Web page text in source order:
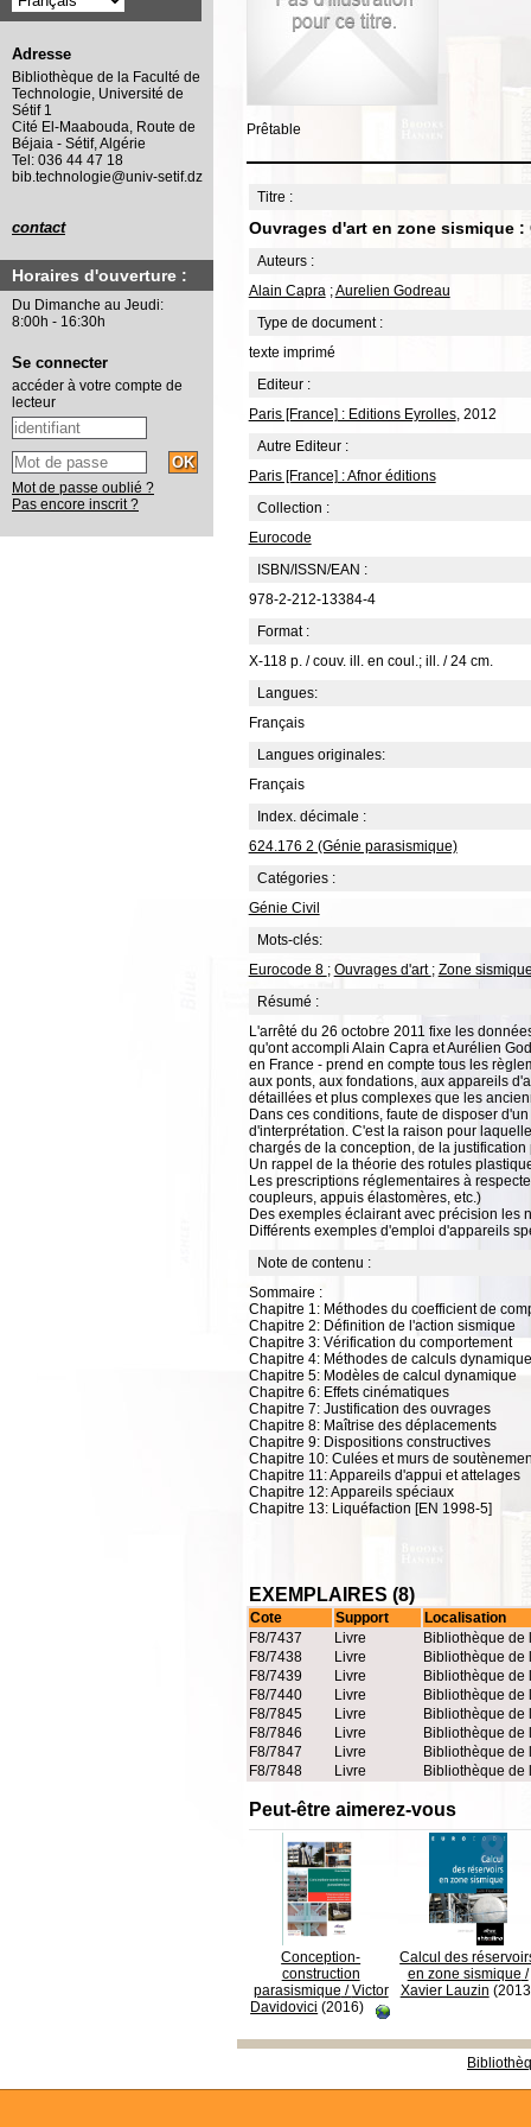
Prêtable
Titre :
Ouvrages d'art en zone sismique
Auteurs :
Alain Capra;Aurelien Godreau
Type de document :
texte imprimé
Editeur :
Paris [France] : Editions Eyrolles, 2012
Autre Editeur :
Paris [France] : Afnor éditions
Collection :
Eurocode
ISBN/ISSN/EAN :
978-2-212-13384-4
Format :
X-118 p. / couv. ill. en coul.; ill. / 24 cm.
Langues:
Français
Langues originales:
Français
Index. décimale :
624.176 2 (Génie parasismique)
Catégories :
Génie Civil
Mots-clés:
Eurocode 8 ; Ouvrages d'art ; Zone
Résumé :
L'arrêté du 26 octobre 2011 fixe les
qu'ont accompli Alain Capra et Aurélien
en France - prend en compte tous les
aux ponts, aux fondations, aux appareils
détaillées et plus complexes que les
Dans ces conditions, faute de disposer
d'interprétation. C'est la raison pour
chargés de la conception, de la
Un rappel de la théorie des rotules
Les prescriptions réglementaires à
coupleurs, appuis élastomères, etc.)
Des exemples éclairant avec précision les
Différents exemples d'emploi d'appareils
Note de contenu :
Sommaire :
Chapitre 1: Méthodes du coefficient de
Chapitre 2: Définition de l'action sismique
Chapitre 3: Vérification du comportement
Chapitre 4: Méthodes de calculs
Chapitre 5: Modèles de calcul dynamique
Chapitre 6: Effets cinématiques
Chapitre 7: Justification des ouvrages
Chapitre 8: Maîtrise des déplacements
Chapitre 9: Dispositions constructives
Chapitre 10: Culées et murs de
Chapitre 11: Appareils d'appui et attelages
Chapitre 12: Appareils spéciaux
Chapitre 13: Liquéfaction [EN 1998-5]
EXEMPLAIRES (8)
Cote Support
Localisation
F8/7437
Livre
Bibliothèque de
F8/7438
Livre
Bibliothèque de
F8/7439
Livre
Bibliothèque de
F8/7440
Livre
Bibliothèque de
F8/7845
Livre
Bibliothèque de
F8/7846
Livre
Bibliothèque de
F8/7847
Livre
Bibliothèque de
F8/7848
Livre Bibliothèque de
Peut-être aimerez-vous
Conception-
construction
parasismique /Victor
Davidovici (2016)
Calcul des
en zone sismique /
Xavier Lauzin
Adresse
Bibliothèque de la Faculté de
Technologie, Université de
Sétif 1
Cité El-Maabouda, Route de
Béjaia - Sétif, Algérie
Tel: 036 44 47 18
bib.technologie@univ-setif.dz
contact
Horaires d'ouverture :
Du Dimanche au Jeudi:
8:00h - 16:30h
Se connecter
accéder à votre compte de
lecteur
Mot de passe oublié ?
Pas encore inscrit ?